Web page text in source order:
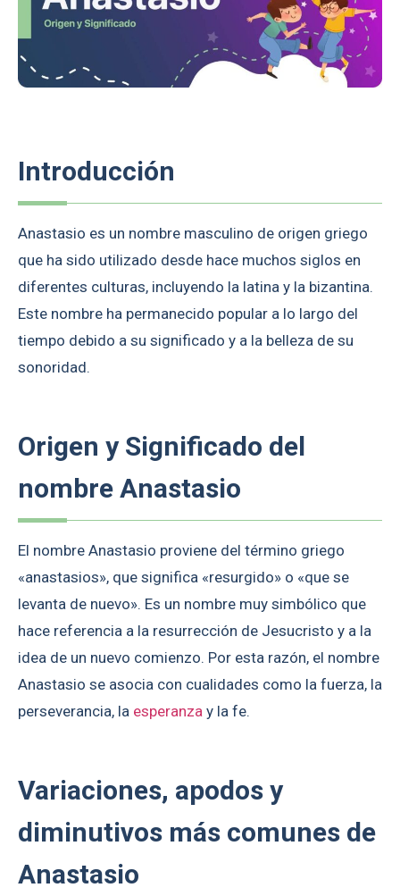
Introducción
Anastasio es un nombre masculino de origen griego
que ha sido utilizado desde hace muchos siglos en
diferentes culturas, incluyendo la latina y la bizantina.
Este nombre ha permanecido popular a lo largo del
tiempo debido a su significado y a la belleza de su
sonoridad.
Origen y Significado del
nombre Anastasio
El nombre Anastasio proviene del término griego
«anastasios», que significa «resurgido» o «que se
levanta de nuevo». Es un nombre muy simbólico que
hace referencia a la resurrección de Jesucristo y a la
idea de un nuevo comienzo. Por esta razón, el nombre
Anastasio se asocia con cualidades como la fuerza, la
perseverancia, la esperanza y la fe.
Variaciones, apodos y
diminutivos más comunes de
Anastasio